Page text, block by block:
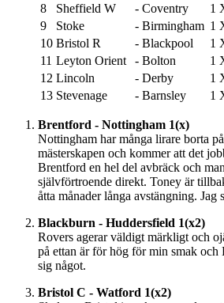
8
Sheffield W - Coventry 1
9
Stoke - Birmingham 1
10 Bristol R - Blackpool 1
11 Leyton Orient - Bolton 1
12 Lincoln - Derby 1
13 Stevenage - Barnsley 1
Brentford - Nottingham 1(x)
Nottingham har många lirare borta
mästerskapen och kommer att det
Brentford en hel del avbräck och
självförtroende direkt. Toney är
åtta månader långa avstängning. Jag
Blackburn - Huddersfield 1(x2)
Rovers agerar väldigt märkligt och
på ettan är för hög för min smak och
sig något.
Bristol C - Watford 1(x2)